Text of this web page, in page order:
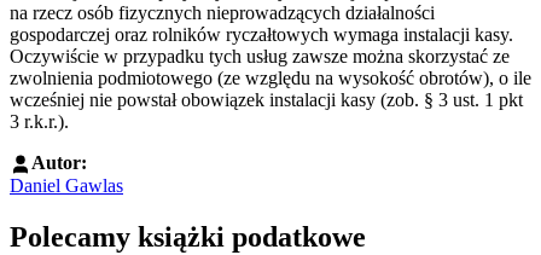
na rzecz osób fizycznych nieprowadzących działalności
gospodarczej oraz rolników ryczałtowych wymaga instalacji kasy.
Oczywiście w przypadku tych usług zawsze można skorzystać ze
zwolnienia podmiotowego (ze względu na wysokość obrotów), o ile
wcześniej nie powstał obowiązek instalacji kasy (zob. § 3 ust. 1 pkt
3 r.k.r.).
Autor:
Daniel Gawlas
Polecamy książki podatkowe